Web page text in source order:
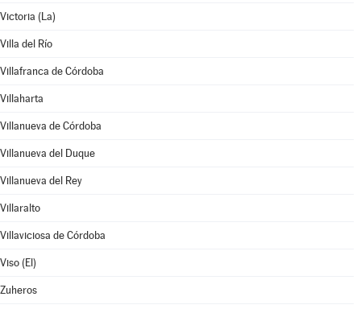
Victoria (La)
Villa del Río
Villafranca de Córdoba
Villaharta
Villanueva de Córdoba
Villanueva del Duque
Villanueva del Rey
Villaralto
Villaviciosa de Córdoba
Viso (El)
Zuheros